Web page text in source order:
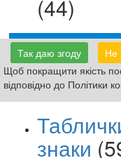
Так даю згоду
Не
Щоб покращити якість
відповідно до Політики
(44)
укриття
знаки